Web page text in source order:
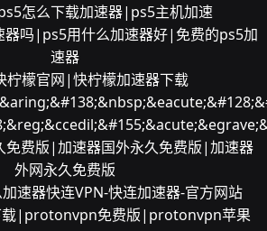
怎么下载加速器|ps5主机加速
器吗|ps5用什么加速器好|免费的ps5加
速器
柠檬官网|快柠檬加速器下载
免费版|加速器国外永久免费版|加速器
外网永久免费版
速器快连VPN-快连加速器-官方网站
载|protonvpn免费版|protonvpn苹果